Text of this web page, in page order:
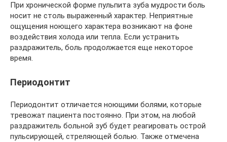
При хронической форме пульпита зуба мудрости боль
носит не столь выраженный характер. Неприятные
ощущения ноющего характера возникают на фоне
воздействия холода или тепла. Если устранить
раздражитель, боль продолжается еще некоторое
время.
Периодонтит
Периодонтит отличается ноющими болями, которые
тревожат пациента постоянно. При этом, на любой
раздражитель больной зуб будет реагировать острой
пульсирующей, стреляющей болью. Также отмечена